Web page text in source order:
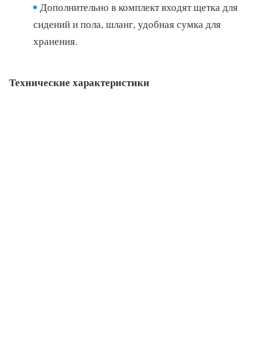
Дополнительно в комплект входят щетка для
сидений и пола, шланг, удобная сумка для
хранения.
Технические характеристики